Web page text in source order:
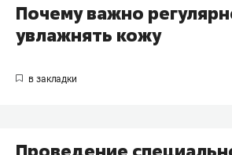
Почему важно
увлажнять кожу